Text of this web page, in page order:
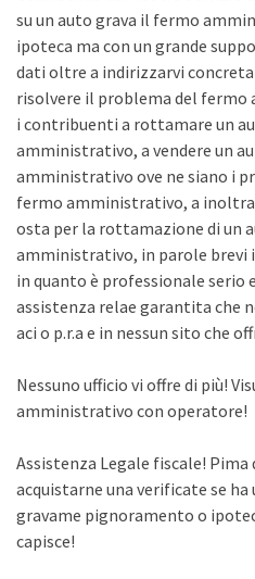
su un auto grava il fermo
ipoteca ma con un grande
dati oltre a indirizzarvi
risolvere il problema del
i contribuenti a rottamare un
amministrativo, a vendere un
amministrativo ove ne siano i
fermo amministrativo, a
osta per la rottamazione di un
amministrativo, in parole brevi
in quanto è professionale serio
assistenza relae garantita che
aci o p.r.a e in nessun sito che
Nessuno ufficio vi offre di più!
amministrativo con operatore!
Assistenza Legale fiscale! Pima
acquistarne una verificate se
gravame pignoramento o
capisce!